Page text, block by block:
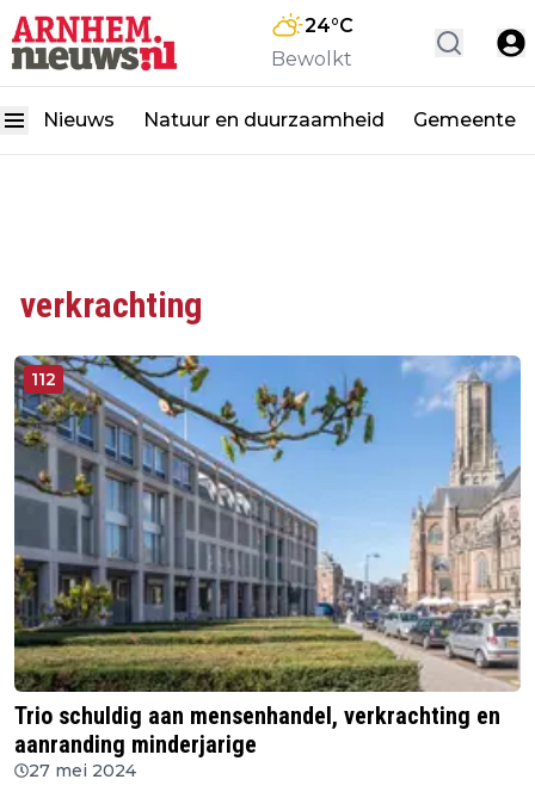
24°C
Bewolkt
Nieuws Natuur en duurzaamheid Gemeente
verkrachting
112
Trio schuldig aan mensenhandel, verkrachting en
aanranding minderjarige
27 mei 2024